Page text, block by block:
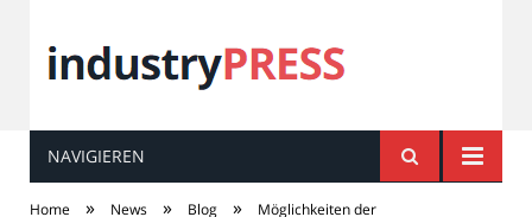
industryPRESS
NAVIGIEREN
Home » News » Blog »
Möglichkeiten der